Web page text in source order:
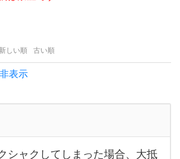
新しい順 古い順
表示
シャクしてしまった場合、大抵